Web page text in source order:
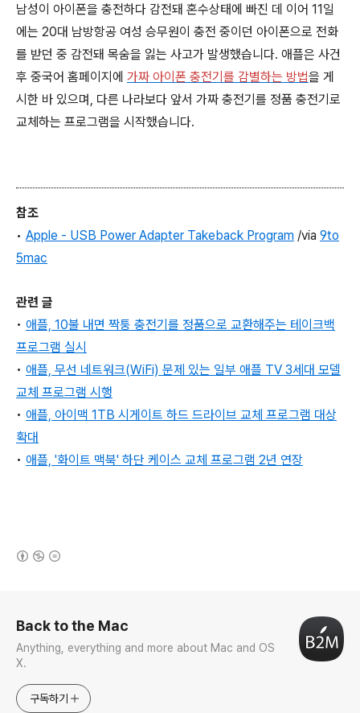
남성이 아이폰을 충전하다 감전돼 혼수상태에 빠진 데 이어 11일
에는 20대 남방항공 여성 승무원이 충전 중이던 아이폰으로 전화
를 받던 중 감전돼 목숨을 잃는 사고가 발생했습니다. 애플은 사건
후 중국어 홈페이지에 가짜 아이폰 충전기를 감별하는 방법을 게
시한 바 있으며, 다른 나라보다 앞서 가짜 충전기를 정품 충전기로
교체하는 프로그램을 시작했습니다.
참조
• Apple - USB Power Adapter Takeback Program /via 9to
5mac
관련 글
• 애플, 10불 내면 짝퉁 충전기를 정품으로 교환해주는 테이크백
프로그램 실시
• 애플, 무선 네트워크(WiFi) 문제 있는 일부 애플 TV 3세대 모델
교체 프로그램 시행
• 애플, 아이맥 1TB 시게이트 하드 드라이브 교체 프로그램 대상
확대
• 애플, '화이트 맥북' 하단 케이스 교체 프로그램 2년 연장
Back to the Mac
Anything, everything and more about Mac and OS
X.
구독하기